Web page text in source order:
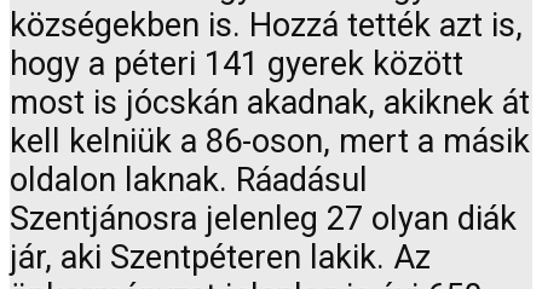
községekben is. Hozzá tették azt is,
hogy a péteri 141 gyerek között
most is jócskán akadnak, akiknek át
kell kelniük a 86-oson, mert a másik
oldalon laknak. Ráadásul
Szentjánosra jelenleg 27 olyan diák
jár, aki Szentpéteren lakik. Az